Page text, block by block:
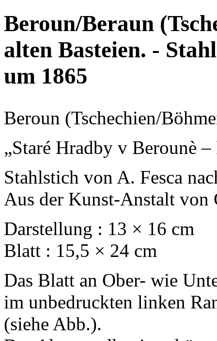
Beroun/Beraun
alten Basteien. -
um 1865
Beroun (Tschechien/
„Staré Hradby v Berounè
Stahlstich von A. Fesca
Aus der Kunst-Anstalt
Darstellung : 13 × 16 cm
Blatt : 15,5 × 24 cm
Das Blatt an Ober- wie
im unbedruckten linken
(siehe Abb.).